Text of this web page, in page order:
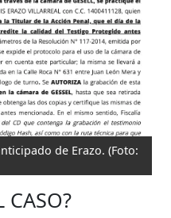
de Erazo. (Foto:
CASO?